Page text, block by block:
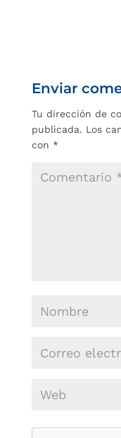
Enviar
Tu dirección de
publicada. Los
con *